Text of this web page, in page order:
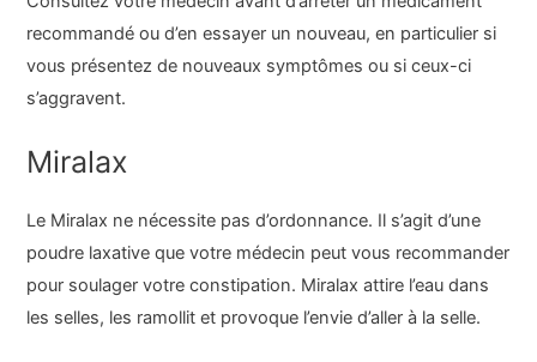
recommandé ou d’en essayer un nouveau, en particulier si
vous présentez de nouveaux symptômes ou si ceux-ci
s’aggravent.
Miralax
Le Miralax ne nécessite pas d’ordonnance. Il s’agit d’une
poudre laxative que votre médecin peut vous recommander
pour soulager votre constipation. Miralax attire l’eau dans
les selles, les ramollit et provoque l’envie d’aller à la selle.